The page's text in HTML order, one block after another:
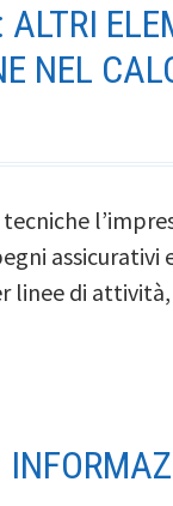
NEL
assicurativi
linee di